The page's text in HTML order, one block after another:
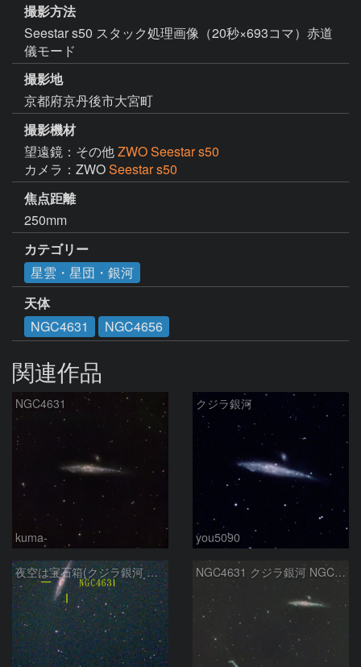
撮影方法
Seestar s50 スタック処理画像（20秒×693コマ）赤道
儀モード
撮影地
京都府京丹後市大宮町
撮影機材
望遠鏡：その他ZWO Seestar s50
カメラ：ZWOSeestar s50
焦点距離
250mm
カテゴリー
星雲・星団・銀河
天体
NGC4631
NGC4656
関連作品
NGC4631
kuma-
クジラ銀河
you5090
夜空は宝石箱(クジラ銀河 NGC4631) Seestar50 NGC4631 クジラ銀河 NGC4656 ホッケースティック銀河